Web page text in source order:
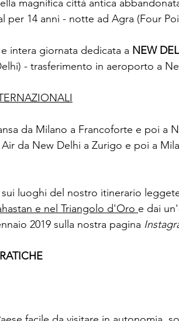
magnifica città antica
per 14 anni - notte ad Agra (Four
intera giornata dedicata a NEW
​​- trasferimento in aeroporto a
da Milano a Francoforte e poi a
Air da New Delhi a Zurigo e poi a
luoghi del nostro itinerario
e nel Triangolo d'Oro e dai
2019 sulla nostra pagina